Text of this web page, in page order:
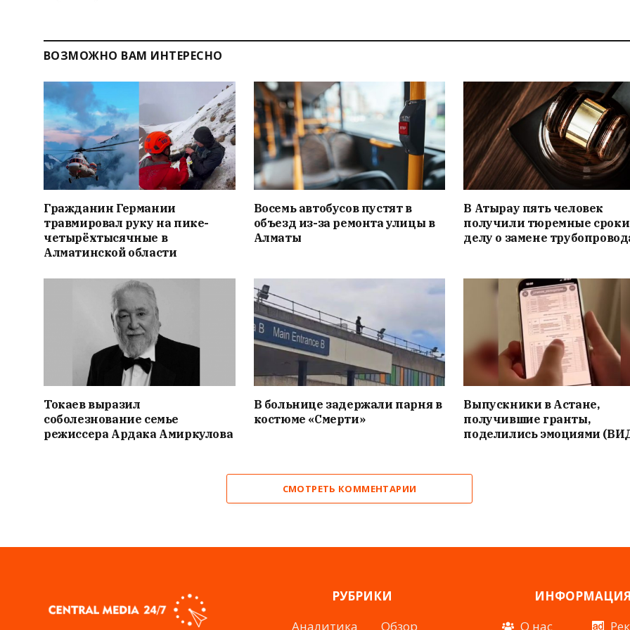
ВОЗМОЖНО ВАМ ИНТЕРЕСНО
Гражданин Германии
травмировал руку на пике-
четырёхтысячные в
Алматинской области
Восемь автобусов пустят в
объезд из-за ремонта улицы в
Алматы
В Атырау пять человек
получили тюремные
делу о замене
Токаев выразил
соболезнование семье
режиссера Ардака Амиркулова
В больнице задержали парня в
костюме «Смерти»
Выпускники в Астане,
получившие гранты,
поделились эмоциями
СМОТРЕТЬ КОММЕНТАРИИ
РУБРИКИ
Аналитика
Обзор
О нас